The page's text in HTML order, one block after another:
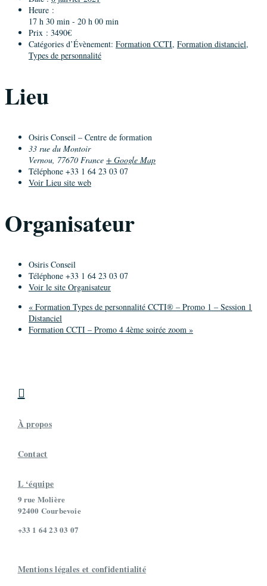
Heure :
17 h 30 min - 20 h 00 min
Prix : 3490€
Catégories d’Évènement: Formation CCTI, Formation distanciel,
Types de personnalité
Lieu
Osiris Conseil – Centre de formation
33 rue du Montoir
Vernou, 77670 France + Google Map
Téléphone +33 1 64 23 03 07
Voir Lieu site web
Organisateur
Osiris Conseil
Téléphone +33 1 64 23 03 07
Voir le site Organisateur
« Formation Types de personnalité CCTI® – Promo 1 – Session 1
Distanciel
Formation CCTI – Promo 4 4ème soirée zoom »

À propos
Contact
L ‘équipe
9 rue Molière
92400 Courbevoie
+33 1 64 23 03 07
Mentions légales et confidentialité